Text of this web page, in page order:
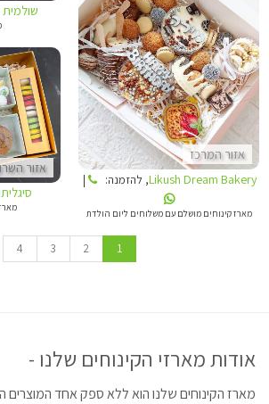
שולמית
אזור המרכז
LIKUSH DREAM BAKERY
Likush Dream Bakery, להזמנה: |
מארז קינוחים מושלם עם משלוחים ליום הולדת
אזור
1
2
3
4
אודות מארזי הקינוחים שלנו -
מארז הקינוחים שלנו הוא ללא ספק אחד